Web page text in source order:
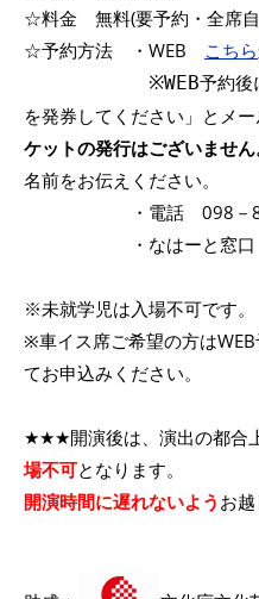
☆料金 無料(要予約・全席
☆予約方法 ・WEB こちら
※WEB予約後
を発券してください」とメー
ケットの発行はございません
名前をお伝えください。
・電話 098－861-
・なはーと窓口
※未就学児は入場不可です。
※車イス席ご希望の方は
てお申込みください。
★★★開演後は、演出の都合上
場不可となります。
開演時間に遅れないよう お